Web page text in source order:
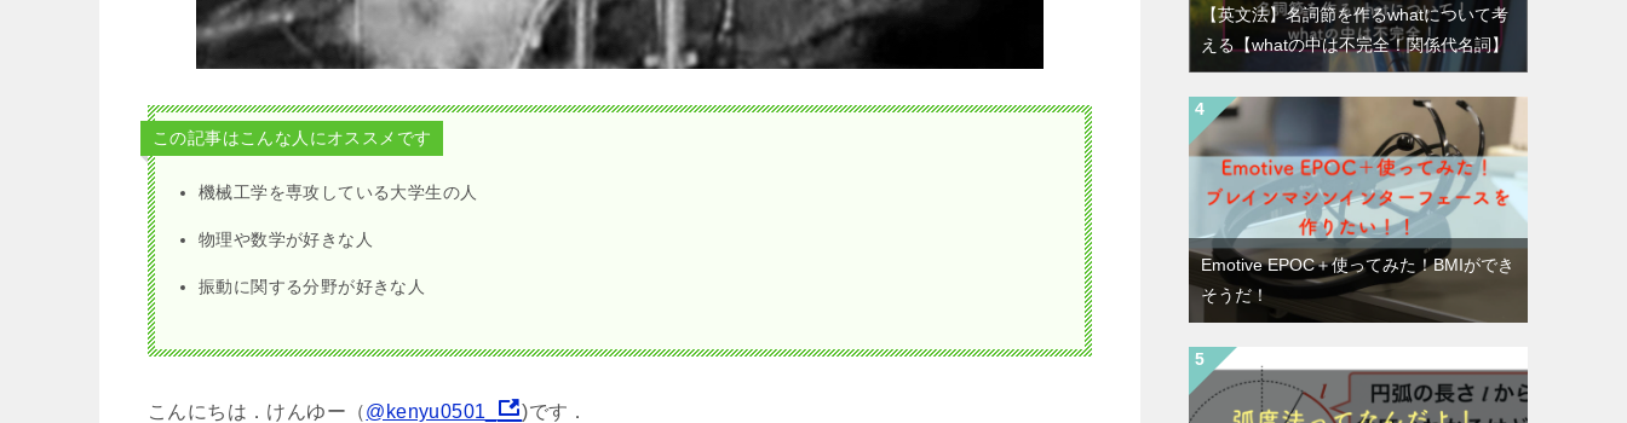
この記事はこんな人にオススメです
機械工学を専攻している大学生の人
物理や数学が好きな人
振動に関する分野が好きな人
こんにちは．けんゆー（@kenyu0501_
)です．
【英文法】名詞節を作るwhatについて考
える【whatの中は不完全！関係代名詞】
Emotive EPOC＋使ってみた！BMIができ
そうだ！